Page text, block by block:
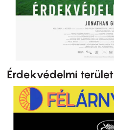
Érdekvédelmi terület